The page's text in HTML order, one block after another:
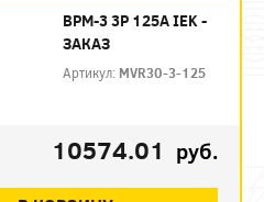
ВРМ-3 3P 125А IEK -
ЗАКАЗ
Артикул: MVR30-3-125
10574.01 руб.